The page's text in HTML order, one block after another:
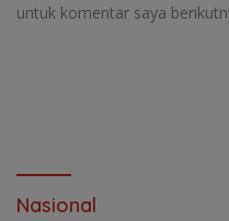
untuk komentar saya
Nasional